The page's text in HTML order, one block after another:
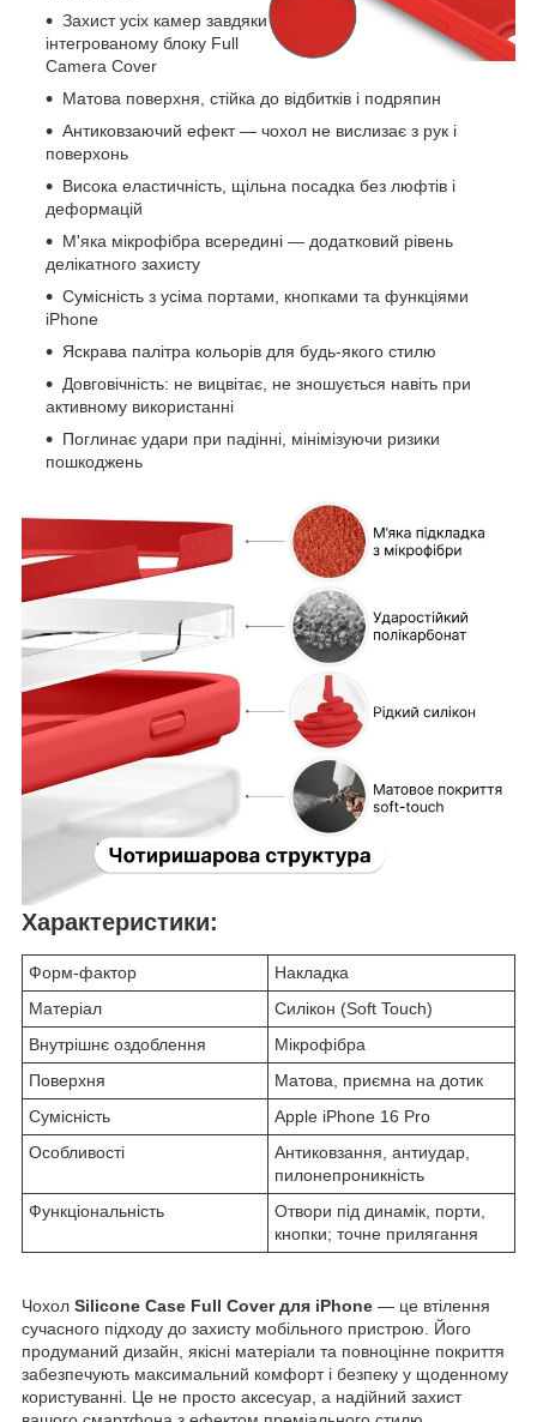
Захист усіх камер завдяки
інтегрованому блоку Full
Camera Cover
Матова поверхня, стійка до відбитків і подряпин
Антиковзаючий ефект — чохол не вислизає з рук і
поверхонь
Висока еластичність, щільна посадка без люфтів і
деформацій
М'яка мікрофібра всередині — додатковий рівень
делікатного захисту
Сумісність з усіма портами, кнопками та функціями
iPhone
Яскрава палітра кольорів для будь-якого стилю
Довговічність: не вицвітає, не зношується навіть при
активному використанні
Поглинає удари при падінні, мінімізуючи ризики
пошкоджень
Характеристики:
Форм-фактор
Накладка
Матеріал
Силікон (Soft Touch)
Внутрішнє оздоблення
Мікрофібра
Поверхня
Матова, приємна на дотик
Сумісність
Apple iPhone 16 Pro
Особливості
Антиковзання, антиудар,
пилонепроникність
Функціональність
Отвори під динамік, порти,
кнопки; точне прилягання
Чохол Silicone Case Full Cover для iPhone — це втілення
сучасного підходу до захисту мобільного пристрою. Його
продуманий дизайн, якісні матеріали та повноцінне покриття
забезпечують максимальний комфорт і безпеку у щоденному
користуванні. Це не просто аксесуар, а надійний захист